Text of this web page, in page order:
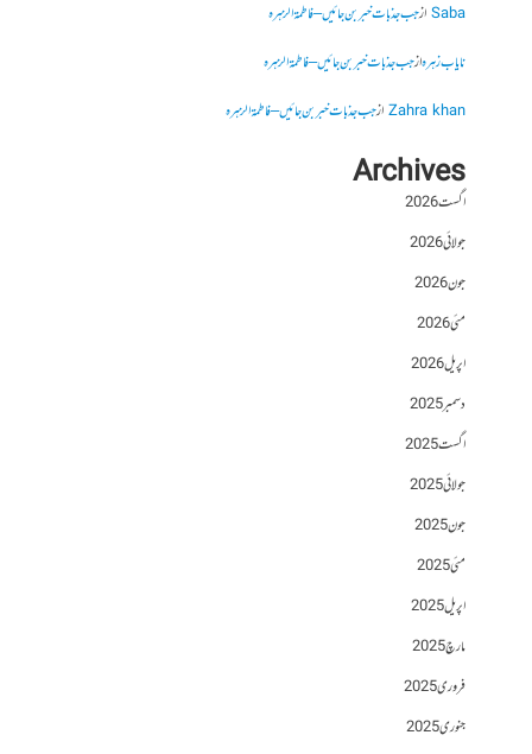
Sabaازجب جذبات خبر بن جائیں – فاطمۃالزہرہ
نایاب زہرہازجب جذبات خبر بن جائیں – فاطمۃالزہرہ
Zahra khanازجب جذبات خبر بن جائیں – فاطمۃالزہرہ
Archives
اگست 2026
جولائی 2026
جون 2026
مئی 2026
اپریل 2026
دسمبر 2025
اگست 2025
جولائی 2025
جون 2025
مئی 2025
اپریل 2025
مارچ 2025
فروری 2025
جنوری 2025